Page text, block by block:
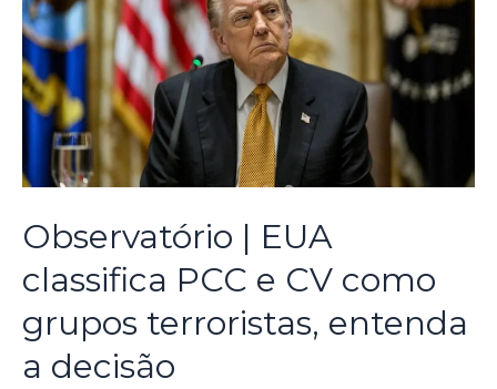
Observatório | EUA
classifica PCC e CV como
grupos terroristas, entenda
a decisão